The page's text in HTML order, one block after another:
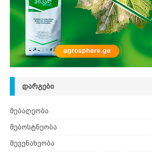
ᲓᲐᲠᲒᲔᲑᲘ
მებაღეობა
მებოსტნეობა
მევენახეობა